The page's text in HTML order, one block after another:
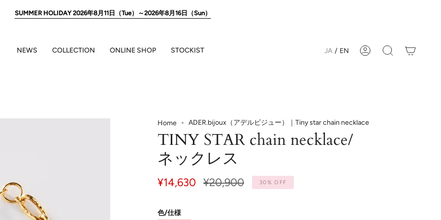
SUMMER HOLIDAY 2026年8月11日（Tue）～2026年8月16日（Sun）
NEWS COLLECTION ONLINE SHOP STOCKIST JA / EN AccountSearch
Home ADER.bijoux（アデルビジュー）｜Tiny star chain necklace
TINY STAR chain necklace/
ネックレス
¥14,630 価
¥20,900 30% OFF
色/仕様